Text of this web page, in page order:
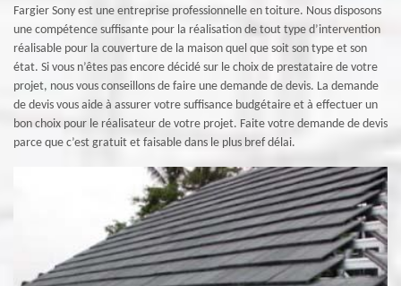
Fargier Sony est une entreprise professionnelle en toiture. Nous disposons
une compétence suffisante pour la réalisation de tout type d’intervention
réalisable pour la couverture de la maison quel que soit son type et son
état. Si vous n’êtes pas encore décidé sur le choix de prestataire de votre
projet, nous vous conseillons de faire une demande de devis. La demande
de devis vous aide à assurer votre suffisance budgétaire et à effectuer un
bon choix pour le réalisateur de votre projet. Faite votre demande de devis
parce que c’est gratuit et faisable dans le plus bref délai.